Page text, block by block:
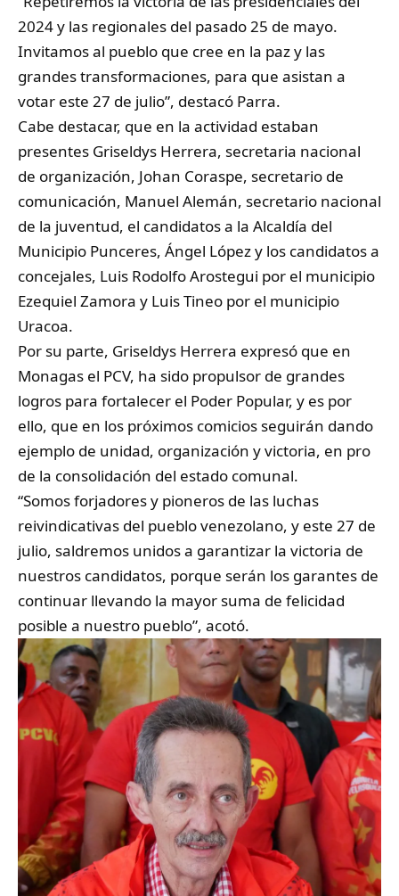
2024 y las regionales del pasado 25 de mayo.
Invitamos al pueblo que cree en la paz y las
grandes transformaciones, para que asistan a
votar este 27 de julio”, destacó Parra.
Cabe destacar, que en la actividad estaban
presentes Griseldys Herrera, secretaria nacional
de organización, Johan Coraspe, secretario de
comunicación, Manuel Alemán, secretario nacional
de la juventud, el candidatos a la Alcaldía del
Municipio Punceres, Ángel López y los candidatos a
concejales, Luis Rodolfo Arostegui por el municipio
Ezequiel Zamora y Luis Tineo por el municipio
Uracoa.
Por su parte, Griseldys Herrera expresó que en
Monagas el PCV, ha sido propulsor de grandes
logros para fortalecer el Poder Popular, y es por
ello, que en los próximos comicios seguirán dando
ejemplo de unidad, organización y victoria, en pro
de la consolidación del estado comunal.
“Somos forjadores y pioneros de las luchas
reivindicativas del pueblo venezolano, y este 27 de
julio, saldremos unidos a garantizar la victoria de
nuestros candidatos, porque serán los garantes de
continuar llevando la mayor suma de felicidad
posible a nuestro pueblo”, acotó.